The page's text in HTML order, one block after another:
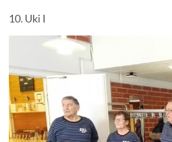
10. Uki I